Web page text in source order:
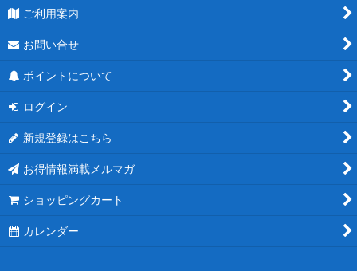
ご利用案内
お問い合せ
ポイントについて
ログイン
新規登録はこちら
お得情報満載メルマガ
ショッピングカート
カレンダー